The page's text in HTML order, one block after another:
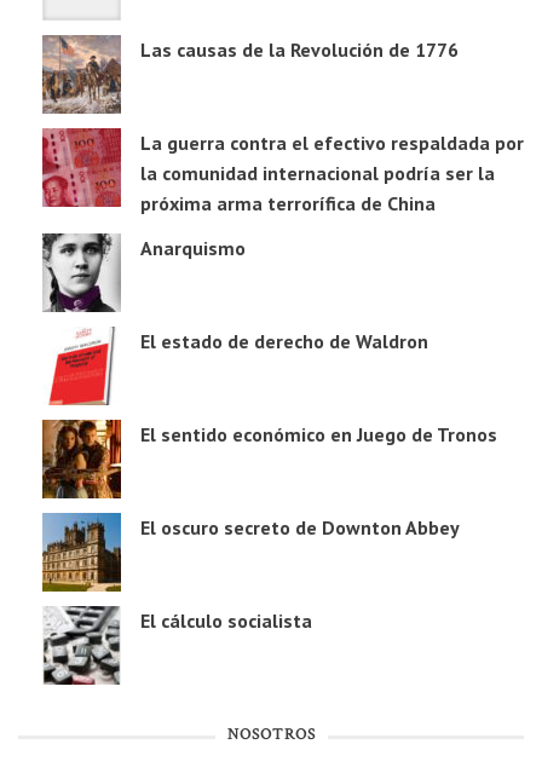
Las causas de la Revolución de 1776
La guerra contra el efectivo respaldada por
la comunidad internacional podría ser la
próxima arma terrorífica de China
Anarquismo
El estado de derecho de Waldron
El sentido económico en Juego de Tronos
El oscuro secreto de Downton Abbey
El cálculo socialista
NOSOTROS